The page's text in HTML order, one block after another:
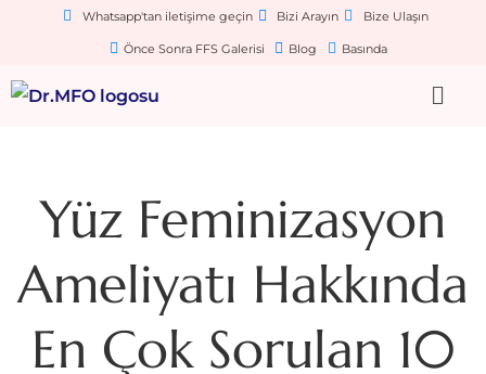
Whatsapp'tan iletişime geçin Bizi Arayın Bize Ulaşın
Önce Sonra FFS Galerisi Blog Basında
Yüz Feminizasyon
Ameliyatı Hakkında
En Çok Sorulan 10